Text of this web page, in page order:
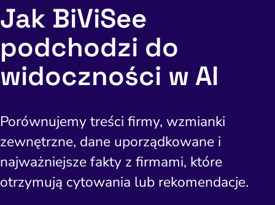
Jak BiViSee
podchodzi do
widoczności w AI
Porównujemy treści firmy, wzmianki
zewnętrzne, dane uporządkowane i
najważniejsze fakty z firmami, które
otrzymują cytowania lub rekomendacje.